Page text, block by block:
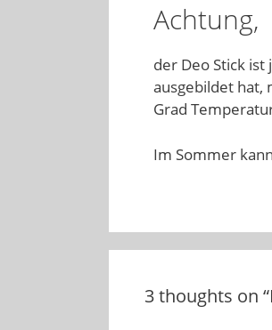
Achtung,
der Deo Stick
ausgebildet hat,
Grad
Im Sommer
3 thoughts on